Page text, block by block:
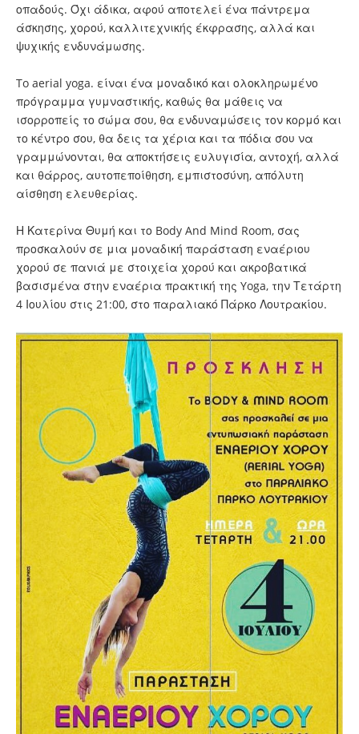
οπαδούς. Όχι άδικα, αφού αποτελεί ένα πάντρεμα
άσκησης, χορού, καλλιτεχνικής έκφρασης, αλλά και
ψυχικής ενδυνάμωσης.
To aerial yoga. είναι ένα μοναδικό και ολοκληρωμένο
πρόγραμμα γυμναστικής, καθώς θα μάθεις να
ισορροπείς το σώμα σου, θα ενδυναμώσεις τον κορμό και
το κέντρο σου, θα δεις τα χέρια και τα πόδια σου να
γραμμώνονται, θα αποκτήσεις ευλυγισία, αντοχή, αλλά
και θάρρος, αυτοπεποίθηση, εμπιστοσύνη, απόλυτη
αίσθηση ελευθερίας.
Η Κατερίνα Θυμή και το Body And Mind Room, σας
προσκαλούν σε μια μοναδική παράσταση εναέριου
χορού σε πανιά με στοιχεία χορού και ακροβατικά
βασισμένα στην εναέρια πρακτική της Yoga, την Τετάρτη
4 Ιουλίου στις 21:00, στο παραλιακό Πάρκο Λουτρακίου.